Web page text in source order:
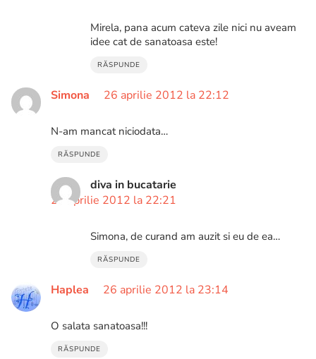
Mirela, pana acum cateva zile nici nu aveam
idee cat de sanatoasa este!
RĂSPUNDE
Simona 26 aprilie 2012 la 22:12
N-am mancat niciodata…
RĂSPUNDE
diva in bucatarie
26 aprilie 2012 la 22:21
Simona, de curand am auzit si eu de ea…
RĂSPUNDE
Haplea 26 aprilie 2012 la 23:14
O salata sanatoasa!!!
RĂSPUNDE